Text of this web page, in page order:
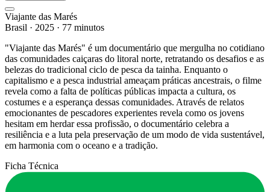
Viajante das Marés
Brasil · 2025 · 77 minutos
"Viajante das Marés" é um documentário que mergulha no cotidiano
das comunidades caiçaras do litoral norte, retratando os desafios e as
belezas do tradicional ciclo de pesca da tainha. Enquanto o
capitalismo e a pesca industrial ameaçam práticas ancestrais, o filme
revela como a falta de políticas públicas impacta a cultura, os
costumes e a esperança dessas comunidades. Através de relatos
emocionantes de pescadores experientes revela como os jovens
hesitam em herdar essa profissão, o documentário celebra a
resiliência e a luta pela preservação de um modo de vida sustentável,
em harmonia com o oceano e a tradição.
Ficha Técnica